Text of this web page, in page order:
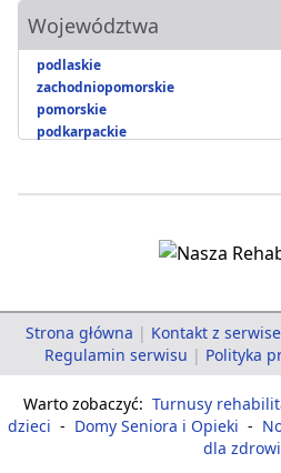
Województwa
podlaskie
zachodniopomorskie
pomorskie
podkarpackie
Strona główna | Kontakt z
Regulamin serwisu | Polityka
Warto zobaczyć: Turnusy
dzieci - Domy Seniora i Opieki -
dla